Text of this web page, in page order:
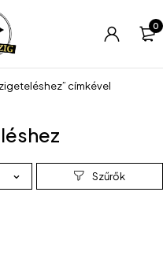
0
címkével